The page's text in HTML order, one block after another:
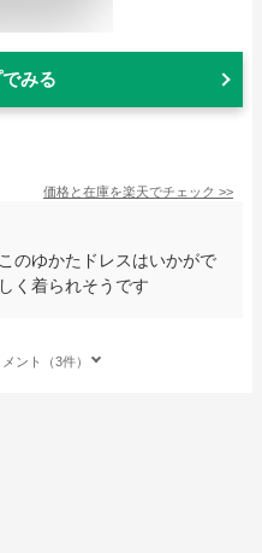
みる
価格と在庫を楽天でチェック >>
のゆかたドレスはいかがで
く着られそうです
ント（3件）